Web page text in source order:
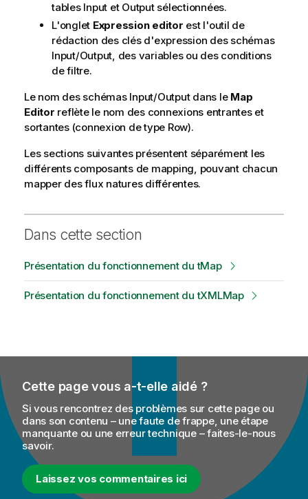
tables Input et Output sélectionnées.
L'onglet Expression editor est l'outil de
rédaction des clés d'expression des schémas
Input/Output, des variables ou des conditions
de filtre.
Le nom des schémas Input/Output dans le Map
Editor reflète le nom des connexions entrantes et
sortantes (connexion de type Row).
Les sections suivantes présentent séparément les
différents composants de mapping, pouvant chacun
mapper des flux natures différentes.
Dans cette section
Présentation du fonctionnement du tMap
Présentation du fonctionnement du tXMLMap
Cette page vous a-t-elle aidé ?
Si vous rencontrez des problèmes sur cette page ou
dans son contenu – une faute de frappe, une étape
manquante ou une erreur technique – faites-le-nous
savoir.
Laissez vos commentaires ici